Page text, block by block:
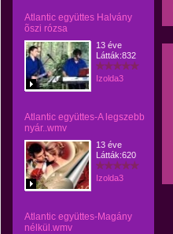
Atlantic együttes Halvány
õszi rózsa
13 éve
Látták:832
Izolda3
Atlantic együttes-A legszebb
nyár..wmv
13 éve
Látták:620
Izolda3
Atlantic együttes-Magány
nélkül.wmv